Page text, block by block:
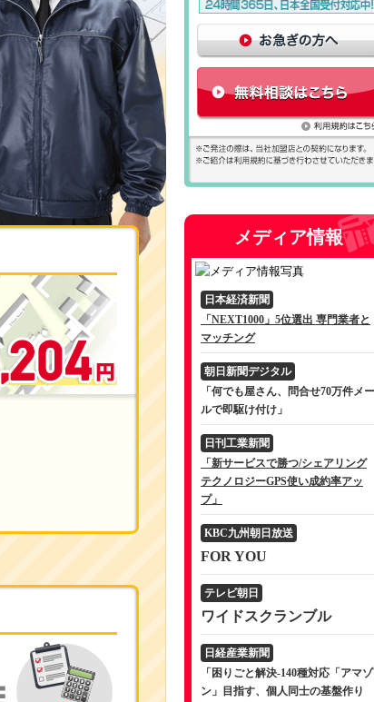
メディア情報
日本経済新聞
「NEXT1000」5位選出 専門業者と
マッチング
朝日新聞デジタル
「何でも屋さん、問合せ70万件メー
ルで即駆け付け」
日刊工業新聞
「新サービスで勝つ/シェアリング
テクノロジーGPS使い成約率アッ
プ」
KBC九州朝日放送
FOR YOU
テレビ朝日
ワイドスクランブル
日経産業新聞
「困りごと解決-140種対応「アマゾ
ン」目指す、個人同士の基盤作り